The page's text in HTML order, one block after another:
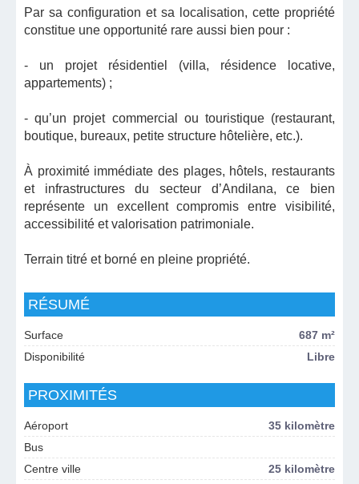
Par sa configuration et sa localisation, cette propriété
constitue une opportunité rare aussi bien pour :
- un projet résidentiel (villa, résidence locative,
appartements) ;
- qu’un projet commercial ou touristique (restaurant,
boutique, bureaux, petite structure hôtelière, etc.).
À proximité immédiate des plages, hôtels, restaurants
et infrastructures du secteur d’Andilana, ce bien
représente un excellent compromis entre visibilité,
accessibilité et valorisation patrimoniale.
Terrain titré et borné en pleine propriété.
RÉSUMÉ
Surface
687 m²
Disponibilité
Libre
PROXIMITÉS
Aéroport
35 kilomètre
Bus
Centre ville
25 kilomètre